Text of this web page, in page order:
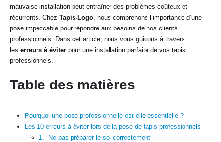
mauvaise installation peut entraîner des problèmes coûteux et
récurrents. Chez Tapis-Logo , nous comprenons l’importance d’une
pose impeccable pour répondre aux besoins de nos clients
professionnels. Dans cet article, nous vous guidons à travers
les erreurs à éviter pour une installation parfaite de vos tapis
professionnels.
Table des matières
Pourquoi une pose professionnelle est-elle essentielle ?
Les 10 erreurs à éviter lors de la pose de tapis professionnels
1. Ne pas préparer le sol correctement